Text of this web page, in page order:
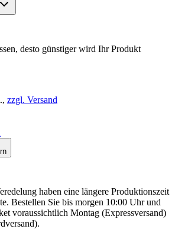
desto günstiger wird Ihr Produkt
zzgl. Versand
haben eine längere Produktionszeit
Bestellen Sie bis morgen 10:00 Uhr und
voraussichtlich Montag (Expressversand)